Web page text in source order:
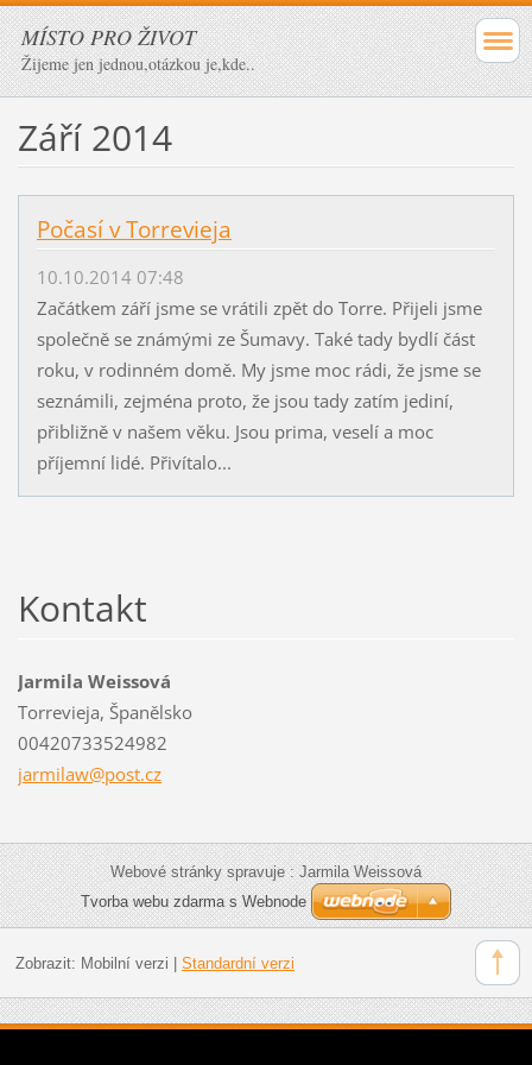
MÍSTO PRO ŽIVOT
Žijeme jen jednou,otázkou je,kde..
Září 2014
Počasí v Torrevieja
10.10.2014 07:48
Začátkem září jsme se vrátili zpět do Torre. Přijeli jsme
společně se známými ze Šumavy. Také tady bydlí část
roku, v rodinném domě. My jsme moc rádi, že jsme se
seznámili, zejména proto, že jsou tady zatím jediní,
přibližně v našem věku. Jsou prima, veselí a moc
příjemní lidé. Přivítalo...
Kontakt
Jarmila Weissová
Torrevieja, Španělsko
00420733524982
jarmilaw@post.cz
Webové stránky spravuje : Jarmila Weissová
Tvorba webu zdarma s Webnode
Zobrazit: Mobilní verzi Standardní verzi